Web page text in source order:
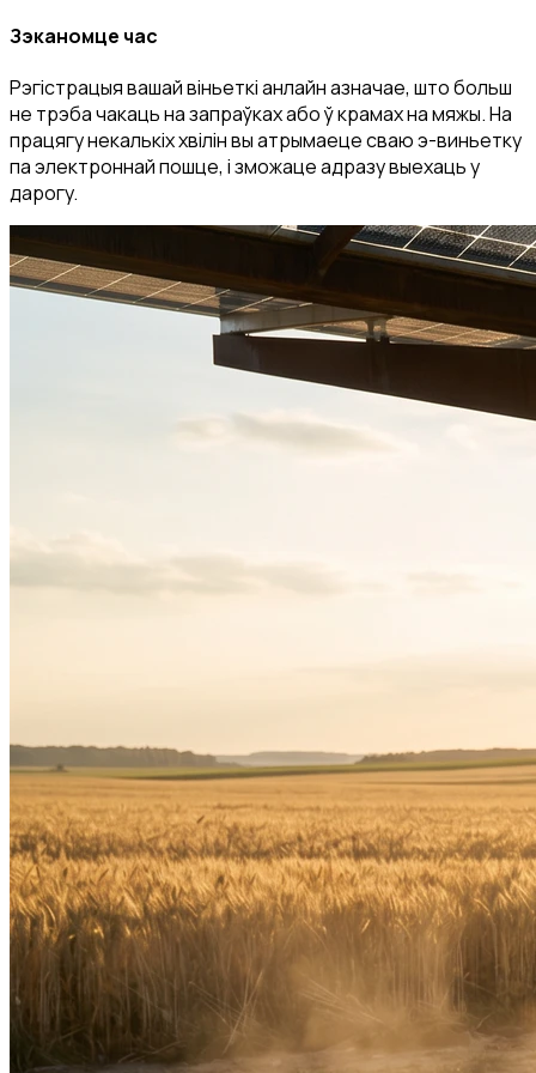
Зэканомце час
Рэгістрацыя вашай віньеткі анлайн азначае, што больш
не трэба чакаць на запраўках або ў крамах на мяжы. На
працягу некалькіх хвілін вы атрымаеце сваю э-виньетку
па электроннай пошце, і зможаце адразу выехаць у
дарогу.